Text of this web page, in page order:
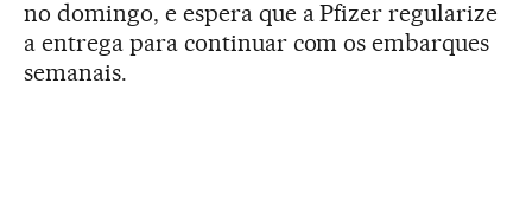
no domingo, e espera que a Pfizer regularize
a entrega para continuar com os embarques
semanais.